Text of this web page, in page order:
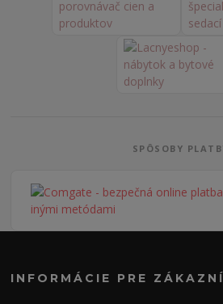
SPÔSOBY
INFORMÁCIE PRE